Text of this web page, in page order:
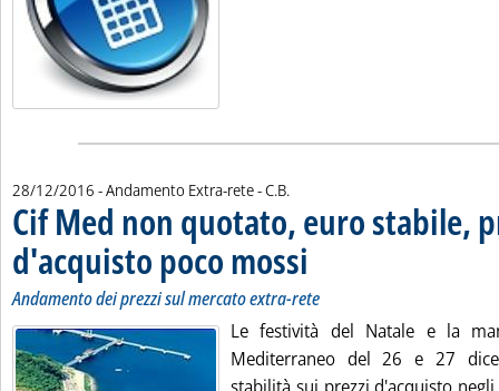
28/12/2016 - Andamento Extra-rete -di:
C.B.
Cif Med non quotato, euro stabile,
d'acquisto poco mossi . Sottotitolo: Andamento dei
. Pubblicata mercoledì 28
Andamento dei prezzi sul mercato extra-rete
Le festività del Natale e la
Mediterraneo del 26 e 27